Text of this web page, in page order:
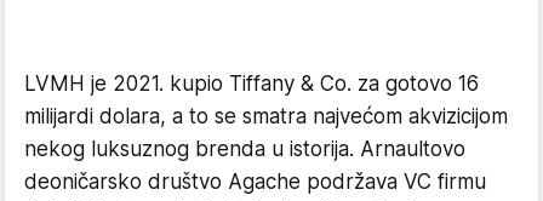
LVMH je 2021. kupio Tiffany & Co. za gotovo 16
milijardi dolara, a to se smatra najvećom akvizicijom
nekog luksuznog brenda u istorija. Arnaultovo
deoničarsko društvo Agache podržava VC firmu